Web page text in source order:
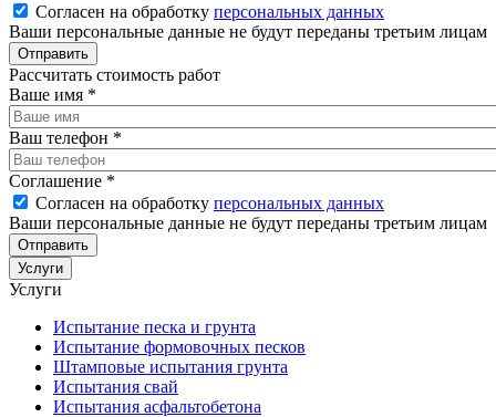
Согласен на обработку персональных данных
Ваши персональные данные не будут переданы третьим лицам
Рассчитать стоимость работ
Ваше имя *
Ваш телефон *
Соглашение *
Согласен на обработку персональных данных
Ваши персональные данные не будут переданы третьим лицам
Услуги
Услуги
Испытание песка и грунта
Испытание формовочных песков
Штамповые испытания грунта
Испытания свай
Испытания асфальтобетона